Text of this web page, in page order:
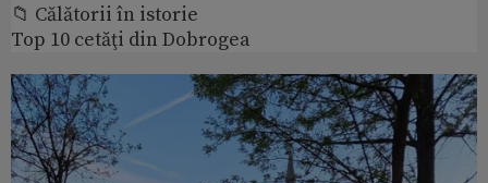
📁 Călătorii în istorie
Top 10 cetăţi din Dobrogea